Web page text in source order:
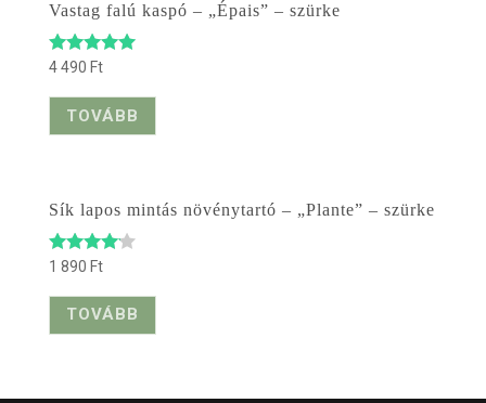
Vastag falú kaspó – „Épais” – szürke
Értékelés:
/ 5
4 490 Ft
TOVÁBB
Sík lapos mintás növénytartó – „Plante” – szürke
Értékelé
4.00
1 890 Ft
TOVÁBB